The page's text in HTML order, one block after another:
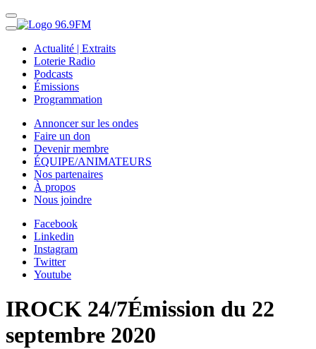
Actualité | Extraits
Loterie Radio
Podcasts
Émissions
Programmation
Annoncer sur les ondes
Faire un don
Devenir membre
ÉQUIPE/ANIMATEURS
Nos partenaires
À propos
Nous joindre
Facebook
Linkedin
Instagram
Twitter
Youtube
IROCK 24/7Émission du 22
septembre 2020